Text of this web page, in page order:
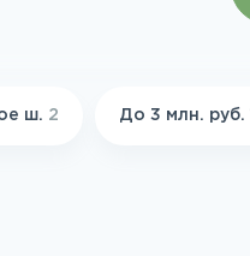
ш. 2 До 3 млн. руб.